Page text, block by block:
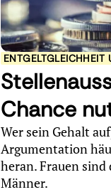
ENTGELTGLEICHHEIT
Chance
Wer sein Gehalt
Argumentation
heran. Frauen
Männer.